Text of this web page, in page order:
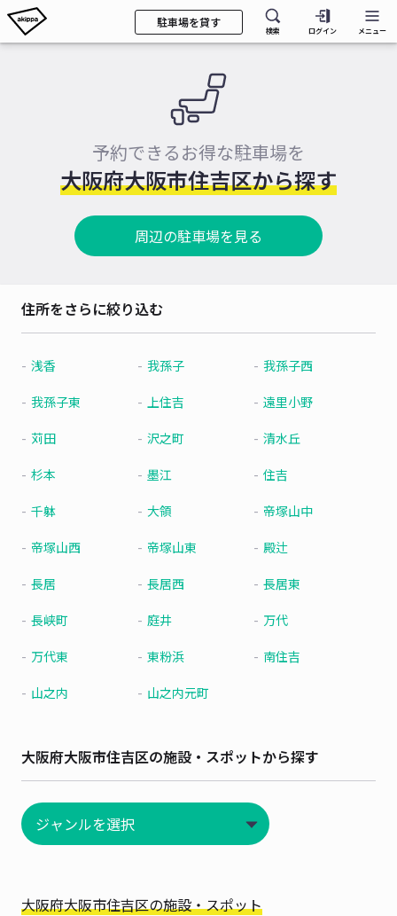
駐車場を貸す
検索 ログイン メニュー
予約できるお得な駐車場を
大阪府大阪市住吉区から探す
周辺の駐車場を見る
住所をさらに絞り込む
浅香 我孫子 我孫子西
我孫子東 上住吉 遠里小野
苅田 沢之町 清水丘
杉本 墨江 住吉
千躰 大領 帝塚山中
帝塚山西 帝塚山東 殿辻
長居 長居西 長居東
長峡町 庭井 万代
万代東 東粉浜 南住吉
山之内 山之内元町
大阪府大阪市住吉区の施設・スポットから探す
大阪府大阪市住吉区の施設・スポット